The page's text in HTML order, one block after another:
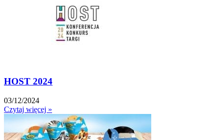
HOST 2024
03/12/2024
Czytaj więcej »